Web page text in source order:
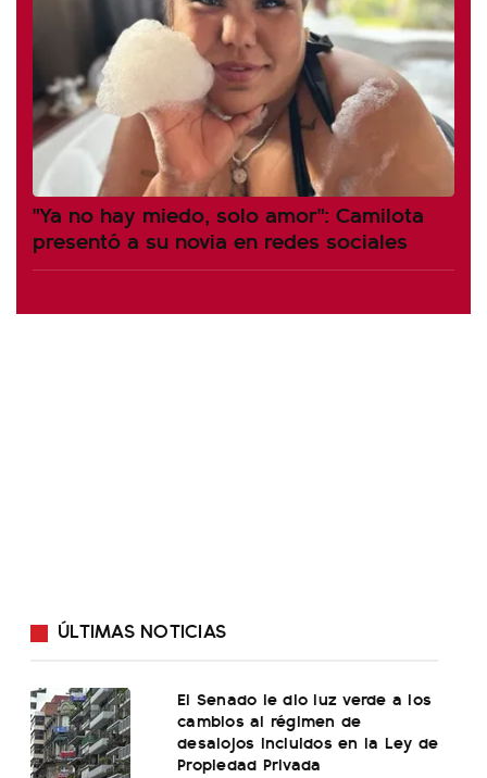
"Ya no hay miedo, solo amor": Camilota
presentó a su novia en redes sociales
ÚLTIMAS NOTICIAS
El Senado le dio luz verde a los
cambios al régimen de
desalojos incluidos en la Ley de
Propiedad Privada